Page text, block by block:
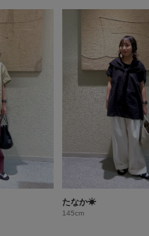
たなか☀︎
145cm